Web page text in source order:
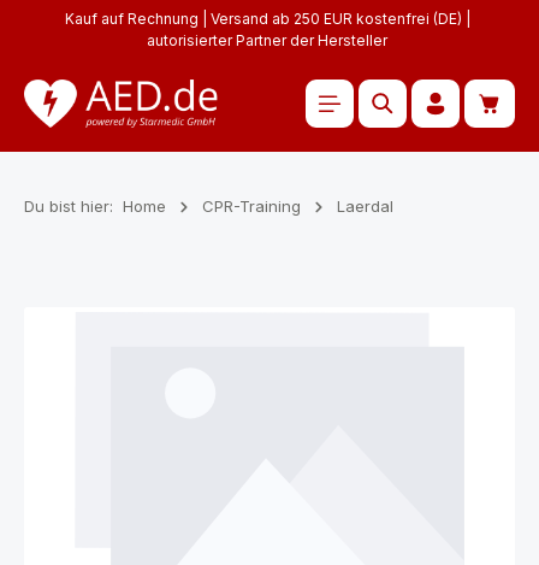
Zum Hauptinhalt springen
Kauf auf Rechnung | Versand ab 250 EUR kostenfrei (DE) |
autorisierter Partner der Hersteller
Du bist hier: Home CPR-Training Laerdal